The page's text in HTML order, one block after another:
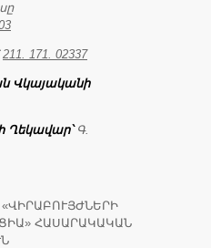
211. 171. 02337
Վկայականի
Ղեկավար՝Գ.
ՀԱՍԱՐԱԿԱԿԱՆ